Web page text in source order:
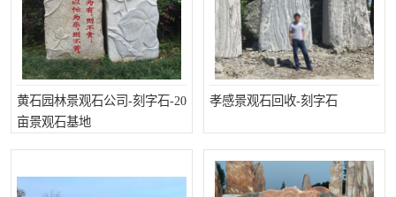
黄石园林景观石公司-刻字石-20
亩景观石基地
孝感景观石回收-刻字石